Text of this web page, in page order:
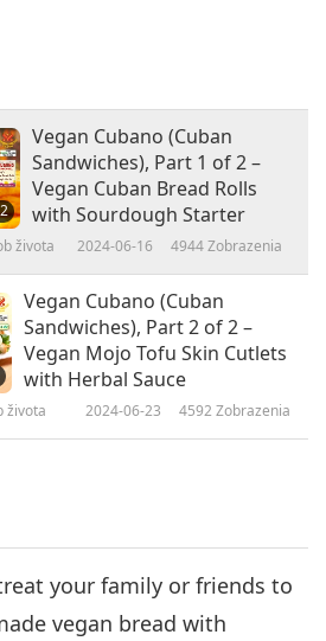
Vegan Cubano (Cuban
Sandwiches), Part 1 of 2 –
Vegan Cuban Bread Rolls
with Sourdough Starter
života 2024-06-16 4944Zobrazenia
Vegan Cubano (Cuban
Sandwiches), Part 2 of 2 –
Vegan Mojo Tofu Skin Cutlets
with Herbal Sauce
života 2024-06-23 4592 Zobrazenia
your family or friends to
vegan bread with